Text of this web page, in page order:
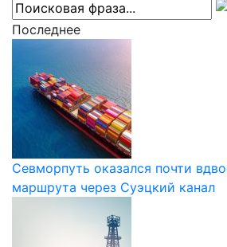
Последнее
Севморпуть оказался почти
маршрута через Суэцкий канал